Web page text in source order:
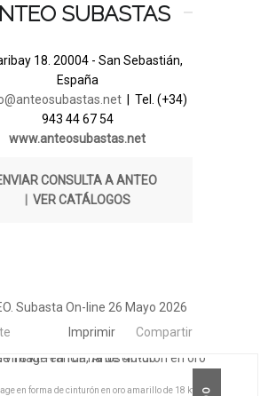
SUBASTAS
18. 20004 - San Sebastián,
España
| Tel. (+34)
943 44 67 54
www.anteosubastas.net
CONSULTA A ANTEO
VER CATÁLOGOS
Subasta On-line 26 Mayo 2026
Imprimir Compartir
en forma de cinturón en oro amarillo de 18 kt.